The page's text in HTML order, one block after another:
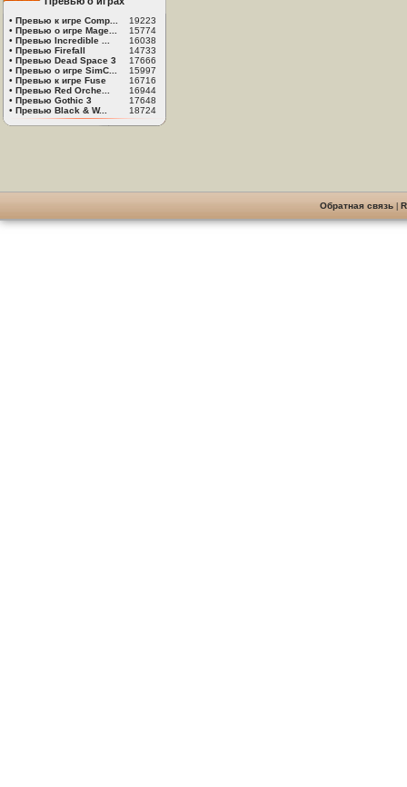
• Превью к игре Comp...
19223
• Превью о игре Mage...
15774
• Превью Incredible ...
16038
• Превью Firefall
14733
• Превью Dead Space 3
17666
• Превью о игре SimC...
15997
• Превью к игре Fuse
16716
• Превью Red Orche...
16944
• Превью Gothic 3
17648
• Превью Black & W... 18724
Обратная связь